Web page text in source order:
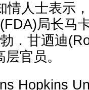
情人士表示
局长马
．甘迺迪
官员。
Hopkins